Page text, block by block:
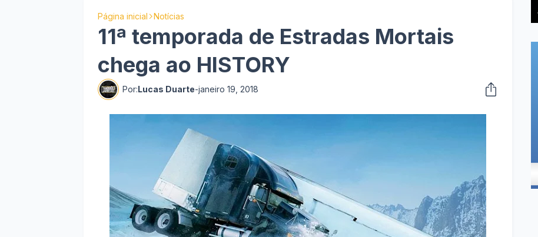
Página inicial Notícias
11ª temporada de Estradas Mortais
chega ao HISTORY
Por:Lucas Duarte-janeiro 19, 2018